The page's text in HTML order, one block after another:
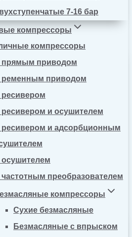
7-16 бар
компрессоры
компрессоры
приводом
приводом
и осушителем
и адсорбционным
преобразователем
компрессоры
Сухие безмасляные
Безмасляные с впрыском